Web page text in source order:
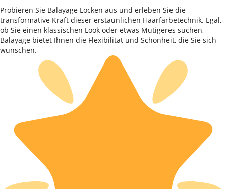
Probieren Sie Balayage Locken aus und erleben Sie die
transformative Kraft dieser erstaunlichen Haarfärbetechnik. Egal,
ob Sie einen klassischen Look oder etwas Mutigeres suchen,
Balayage bietet Ihnen die Flexibilität und Schönheit, die Sie sich
wünschen.